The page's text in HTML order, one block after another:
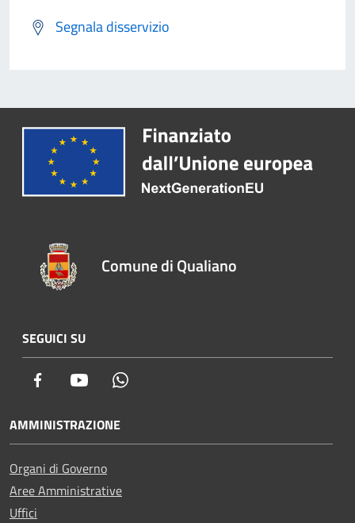
Segnala disservizio
Comune di Qualiano
SEGUICI SU
Facebook Youtube
AMMINISTRAZIONE
Organi di Governo
Aree Amministrative
Uffici